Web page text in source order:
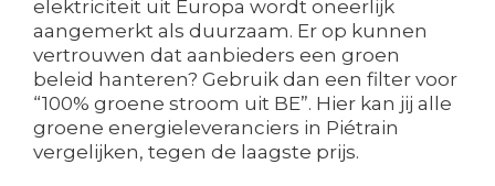
elektriciteit uit Europa wordt oneerlijk
aangemerkt als duurzaam. Er op kunnen
vertrouwen dat aanbieders een groen
beleid hanteren? Gebruik dan een filter voor
“100% groene stroom uit BE”. Hier kan jij alle
groene energieleveranciers in Piétrain
vergelijken, tegen de laagste prijs.